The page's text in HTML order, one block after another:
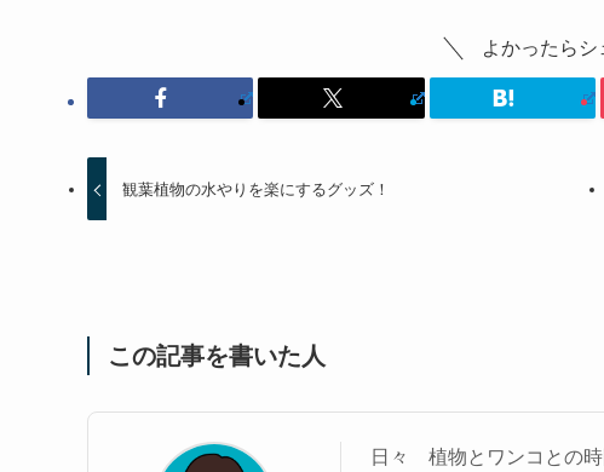
よかったらシ
観葉植物の水やりを楽にするグッズ！
この記事を書いた人
日々 植物とワンコとの時